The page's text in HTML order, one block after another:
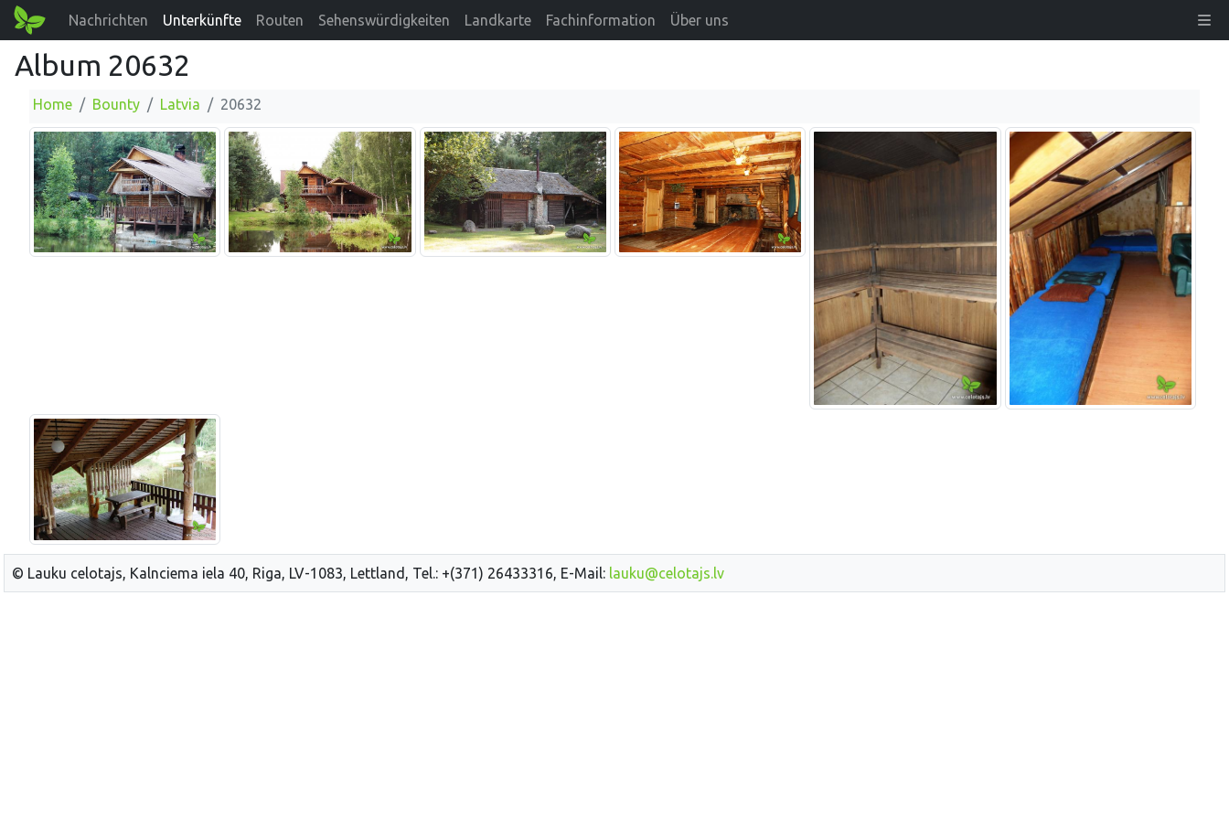
Nachrichten Unterkünfte Routen Sehenswürdigkeiten Landkarte Fachinformation Über uns
Album 20632
Home Bounty Latvia 20632
© Lauku celotajs, Kalnciema iela 40, Riga, LV-1083, Lettland, Tel.: +(371) 26433316, E-Mail: lauku@celotajs.lv